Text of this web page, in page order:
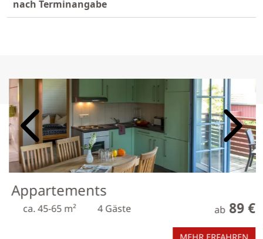
nach Terminangabe
Bildslider, der automatisch bzw. durch Klick auf links/
Appartements
ca. 45-65 m² 4 Gäste ab89 €